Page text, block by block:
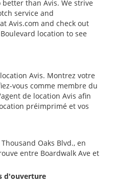
than Avis. We strive
service and
Avis.com and check out
location to see
Avis. Montrez votre
vous comme membre du
de location Avis afin
préimprimé et vos
Oaks Blvd., en
entre Boardwalk Ave et
d'ouverture